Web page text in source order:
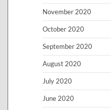
November 2020
October 2020
September 2020
August 2020
July 2020
June 2020